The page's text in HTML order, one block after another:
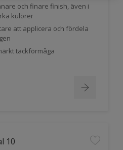
och finare finish, även i
kulörer
att applicera och fördela
täckförmåga
10